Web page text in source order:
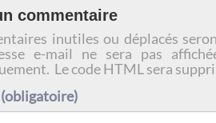
commentaire
inutiles ou déplacés
e-mail ne sera pas
Le code HTML sera
(obligatoire)